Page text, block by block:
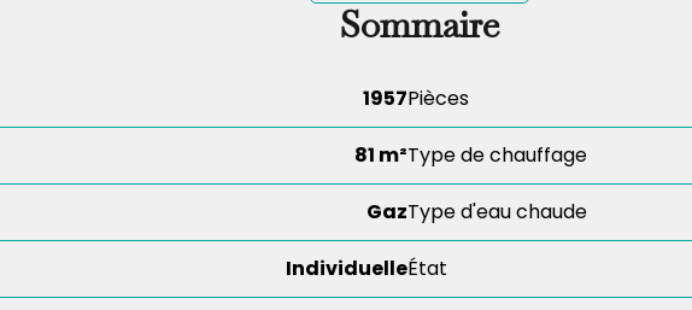
Sommaire
1957Pièces
81 m²Type de chauffage
GazType d'eau chaude
IndividuelleÉtat